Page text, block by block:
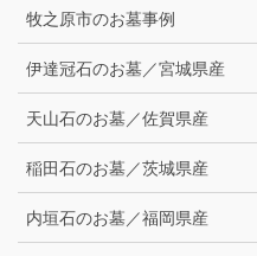
牧之原市のお墓事例
伊達冠石のお墓／宮城県産
天山石のお墓／佐賀県産
稲田石のお墓／茨城県産
内垣石のお墓／福岡県産